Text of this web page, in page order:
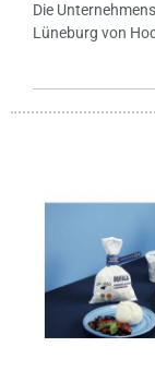
Die
Lüneburg von